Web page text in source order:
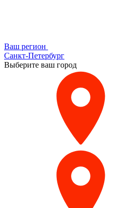
Ваш регион
Санкт-Петербург
Выберите ваш город